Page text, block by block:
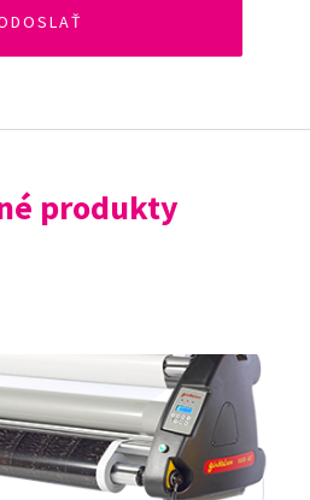
produkty